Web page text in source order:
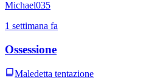
Michael035
1 settimana fa
Ossessione
Maledetta tentazione